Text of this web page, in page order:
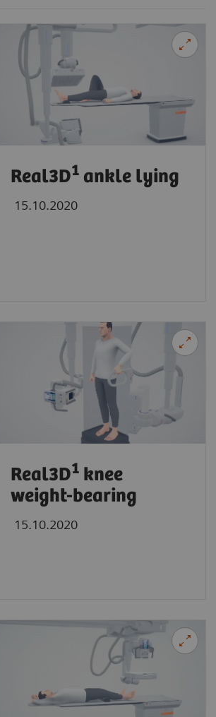
Real3D1 ankle lying
15.10.2020
Real3D1 knee
weight-bearing
15.10.2020